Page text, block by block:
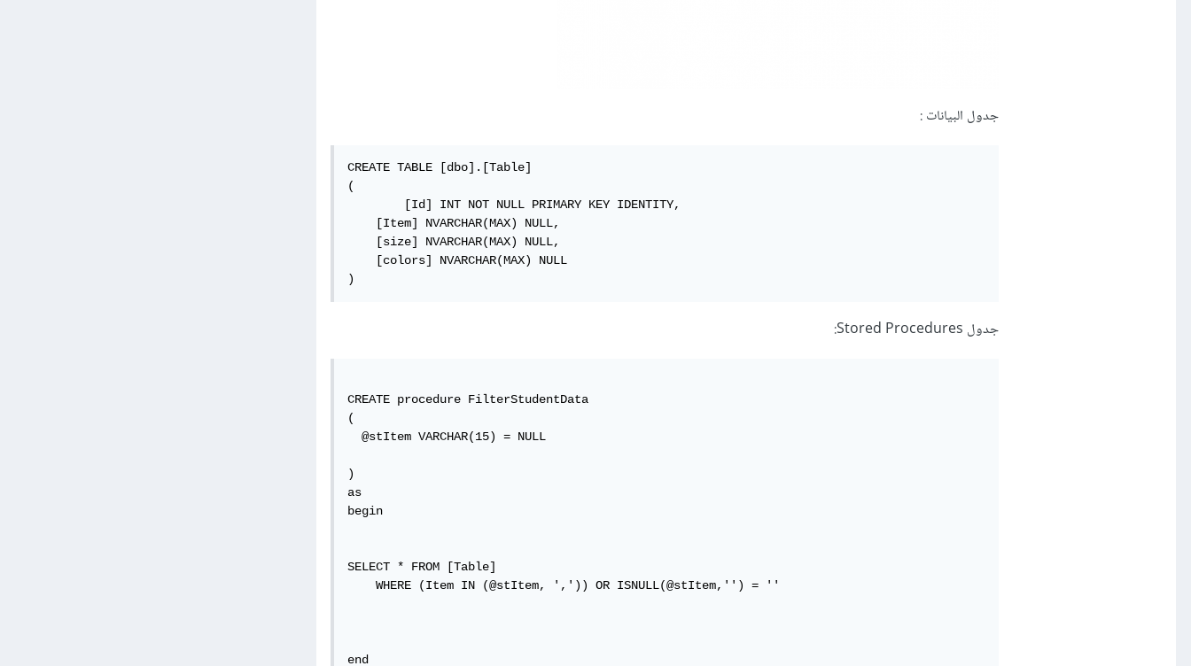
جدول البيانات :
CREATE TABLE [dbo].[Table]
(
    [Item] NVARCHAR(MAX) NULL,
    [size] NVARCHAR(MAX) NULL,
    [colors] NVARCHAR(MAX) NULL
)
جدول Stored Procedures:
CREATE procedure FilterStudentData
(
  @stItem VARCHAR(15) = NULL
)
as
begin
SELECT * FROM [Table]
    WHERE (Item IN (@stItem, ',')) OR ISNULL(@stItem,'') = ''
end